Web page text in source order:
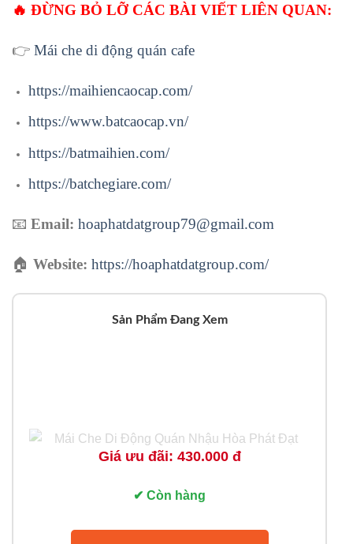
🔥 ĐỪNG BỎ LỠ CÁC BÀI VIẾT LIÊN QUAN:
👉 Mái che di động quán cafe
https://maihiencaocap.com/
https://www.batcaocap.vn/
https://batmaihien.com/
https://batchegiare.com/
📧 Email: hoaphatdatgroup79@gmail.com
🏠 Website: https://hoaphatdatgroup.com/
Sản Phẩm Đang Xem
Giá ưu đãi: 430.000 đ
✔ Còn hàng